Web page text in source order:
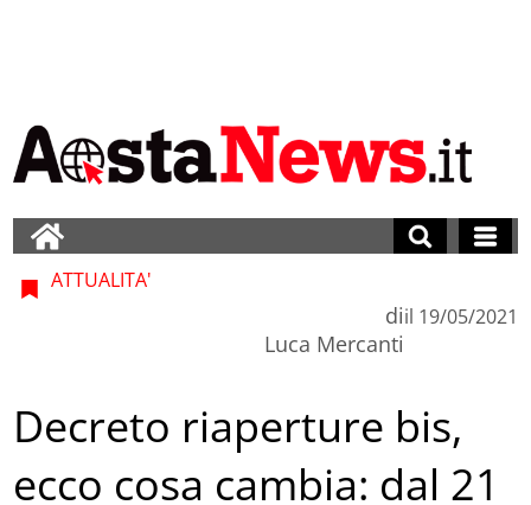
ATTUALITA'
di
Luca Mercanti
il 19/05/2021
Decreto riaperture bis,
ecco cosa cambia: dal 21